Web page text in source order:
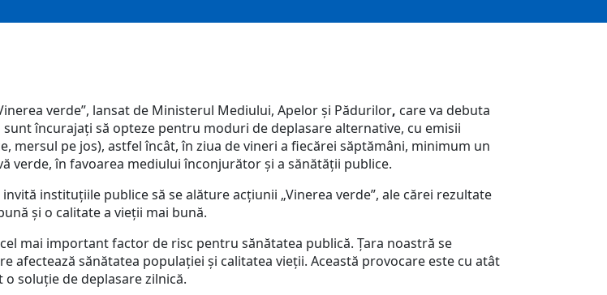
verde”, lansat de Ministerul Mediului, Apelor și Pădurilor, care va debuta
încurajați să opteze pentru moduri de deplasare alternative, cu emisii
mersul pe jos), astfel încât, în ziua de vineri a fiecărei săptămâni, minimum un
verde, în favoarea mediului înconjurător și a sănătății publice.
instituțiile publice să se alăture acțiunii „Vinerea verde”, ale cărei rezultate
și o calitate a vieții mai bună.
mai important factor de risc pentru sănătatea publică. Țara noastră se
sănătatea populației și calitatea vieții. Această provocare este cu atât
soluție de deplasare zilnică.